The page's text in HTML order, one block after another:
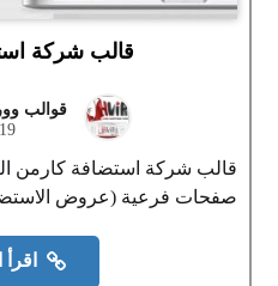
قالب شركة
قوالب
صفحات فرعية (عروض
اقرأ